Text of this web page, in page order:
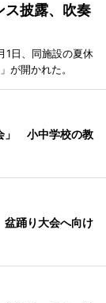
披露、吹奏
1日、同施設の夏休
が開かれた。
」 小中学校の教
盆踊り大会へ向け